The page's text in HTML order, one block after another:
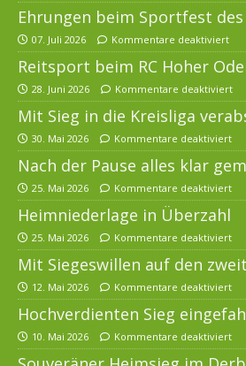
Ehrungen beim Sportfest des
07. Juli 2026 Kommentare deaktiviert
Reitsport beim RC Hoher
28. Juni 2026 Kommentare deaktiviert
Mit Sieg in die Kreisliga
30. Mai 2026 Kommentare deaktiviert
Nach der Pause alles klar
25. Mai 2026 Kommentare deaktiviert
Heimniederlage in Überzahl
25. Mai 2026 Kommentare deaktiviert
Mit Siegeswillen auf den
12. Mai 2026 Kommentare deaktiviert
Hochverdienten Sieg
10. Mai 2026 Kommentare deaktiviert